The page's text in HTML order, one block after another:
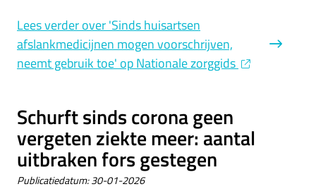
Lees verderover 'Sinds huisartsen
afslankmedicijnen mogen voorschrijven,
neemt gebruik toe' op Nationale zorggids
Schurft sinds corona geen
vergeten ziekte meer: aantal
uitbraken fors gestegen
Publicatiedatum:30-01-2026